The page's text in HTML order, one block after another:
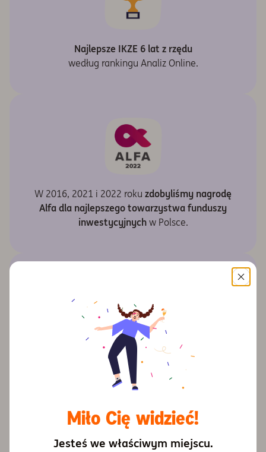
Najlepsze IKZE 6 lat z rzędu
według rankingu Analiz Online.
W 2016, 2021 i 2022 roku zdobyliśmy nagrodę
Alfa dla najlepszego towarzystwa funduszy
inwestycyjnychw Polsce.
Specjalizujemy się w emeryturach.Zaufało
nam blisko 800 000 klientów, dla których
zarządzamy aktywami o łącznej wartości ok.
Miło Cię widzieć!
Jesteś we właściwym miejscu.